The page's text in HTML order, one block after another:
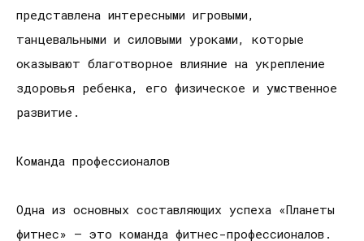
представлена интересными игровыми,
танцевальными и силовыми уроками, которые
оказывают благотворное влияние на укрепление
здоровья ребенка, его физическое и умственное
развитие.
Команда профессионалов
Одна из основных составляющих успеха «Планеты
фитнес» — это команда фитнес-профессионалов.